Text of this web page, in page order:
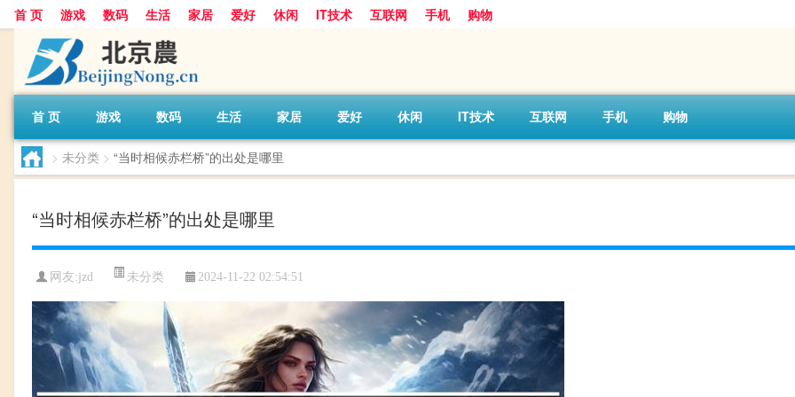
首 页 游戏 数码 生活 家居 爱好 休闲 IT技术 互联网 手机 购物
首 页 游戏 数码 生活 家居 爱好 休闲 IT技术 互联网 手机 购物
> 未分类 > “当时相候赤栏桥”的出处是哪里
“当时相候赤栏桥”的出处是哪里
网友:jzd 未分类 2024-11-22 02:54:51